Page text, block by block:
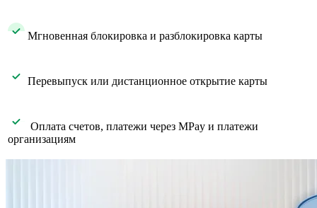
​ Мгновенная блокировка и разблокировка карты
​ Перевыпуск или дистанционное открытие карты
​ Оплата счетов, платежи через MPay и платежи
организациям